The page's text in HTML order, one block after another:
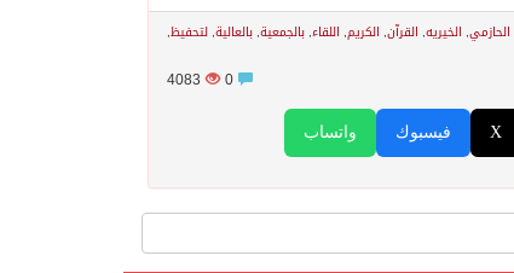
الحازمي, الخيريه, القرآن, الكريم, اللقاء, بالجمعية, بالعالية, لتحفيظ,
4083
واتساب فيسبوك X